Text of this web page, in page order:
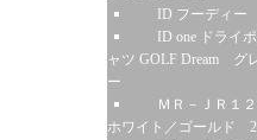
ID フーディー
ID one ドライ
ャツ GOLF Dream グ
ー
ＭＲ－ＪＲ１
ホワイト／ゴールド